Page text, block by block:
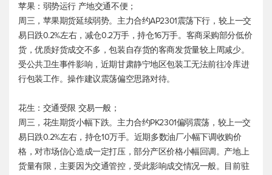
苹果：弱势运行 产地交通不便；
周三，苹果期货延续弱势。主力合约AP2301震荡下行，较上一交
易日跌0.2%左右，减仓0.2万手，持仓16万手。客商采购部分低价
货，优质好货成交不多，包装自存货的客商发货量较上周减少。
受公共卫生事件影响，近期甘肃静宁地区包装工无法前往冷库进
行包装工作。操作建议震荡偏空思路对待。
花生：交通受限 交易一般；
周三，花生期货小幅下跌。主力合约PK2301偏弱震荡，较上一交
易日跌0.2%左右，持仓10万手。近期多数油厂小幅下调收购价
格，对市场信心造成一定打压，部分产区价格小幅回调。产地上
货量有限，主要因为交通管控，受此影响成交情况一般。目前驻